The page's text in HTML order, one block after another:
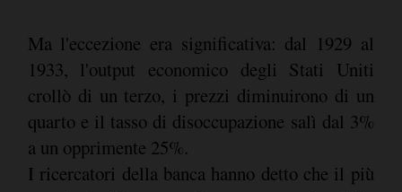
Ma l'eccezione era significativa: dal 1929 al
1933, l'output economico degli Stati Uniti
crollò di un terzo, i prezzi diminuirono di un
quarto e il tasso di disoccupazione salì dal 3%
a un opprimente 25%.
I ricercatori della banca hanno detto che il più